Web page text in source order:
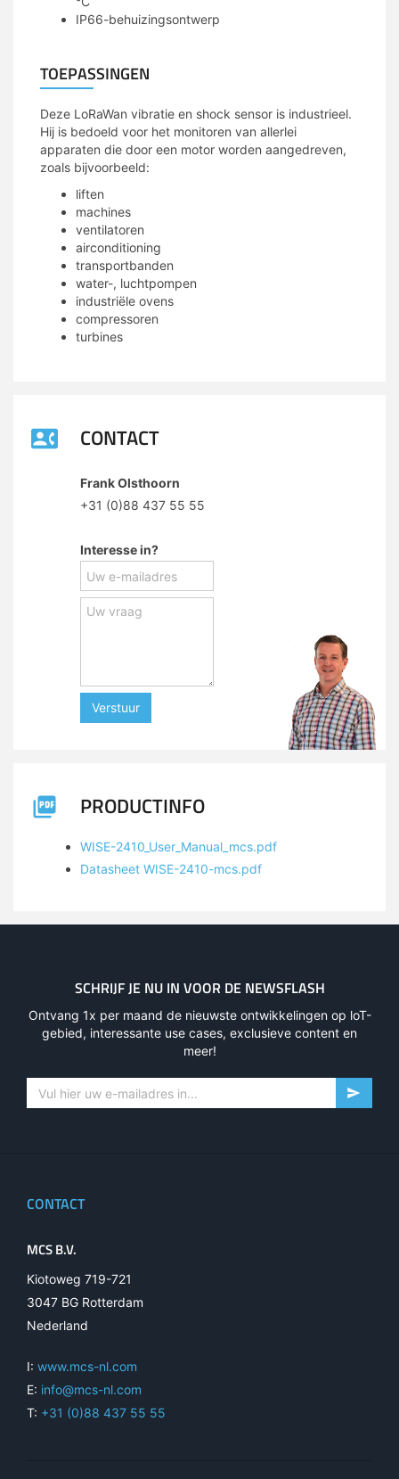
IP66-behuizingsontwerp
TOEPASSINGEN
Deze LoRaWan vibratie en shock sensor is industrieel.
Hij is bedoeld voor het monitoren van allerlei
apparaten die door een motor worden aangedreven,
zoals bijvoorbeeld:
liften
machines
ventilatoren
airconditioning
transportbanden
water-, luchtpompen
industriële ovens
compressoren
turbines
CONTACT
Frank Olsthoorn
+31 (0)88 437 55 55
Interesse in?
Verstuur
PRODUCTINFO
WISE-2410_User_Manual_mcs.pdf
Datasheet WISE-2410-mcs.pdf
SCHRIJF JE NU IN VOOR DE NEWSFLASH
Ontvang 1x per maand de nieuwste ontwikkelingen op loT-
gebied, interessante use cases, exclusieve content en
meer!
CONTACT
MCS B.V.
Kiotoweg 719-721
3047 BG Rotterdam
Nederland
I: www.mcs-nl.com
E: info@mcs-nl.com
T: +31 (0)88 437 55 55